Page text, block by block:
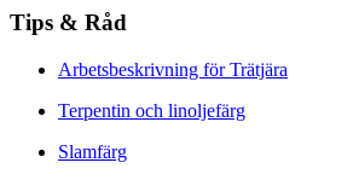
Tips & Råd
Arbetsbeskrivning för Trätjära
Terpentin och linoljefärg
Slamfärg